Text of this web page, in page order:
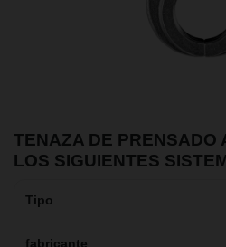
TENAZA DE PRENSADO
LOS SIGUIENTES